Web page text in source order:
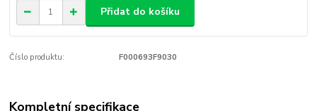
Přidat do košíku
Číslo produktu: F000693F9030
Kompletní specifikace